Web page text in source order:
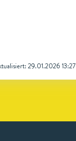
29.01.2026 13:27